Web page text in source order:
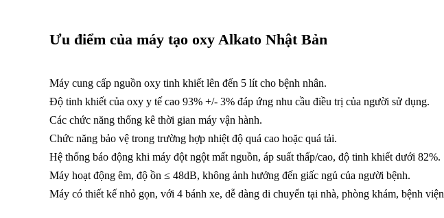
Ưu điểm của máy tạo oxy Alkato Nhật Bản
Máy cung cấp nguồn oxy tinh khiết lên đến 5 lít cho bệnh nhân.
Độ tinh khiết của oxy y tế cao 93% +/- 3% đáp ứng nhu cầu điều trị của người sử dụng.
Các chức năng thống kê thời gian máy vận hành.
Chức năng bảo vệ trong trường hợp nhiệt độ quá cao hoặc quá tải.
Hệ thống báo động khi máy đột ngột mất nguồn, áp suất thấp/cao, độ tinh khiết dưới 82%.
Máy hoạt động êm, độ ồn ≤ 48dB, không ảnh hưởng đến giấc ngủ của người bệnh.
Máy có thiết kế nhỏ gọn, với 4 bánh xe, dễ dàng di chuyển tại nhà, phòng khám, bệnh viện